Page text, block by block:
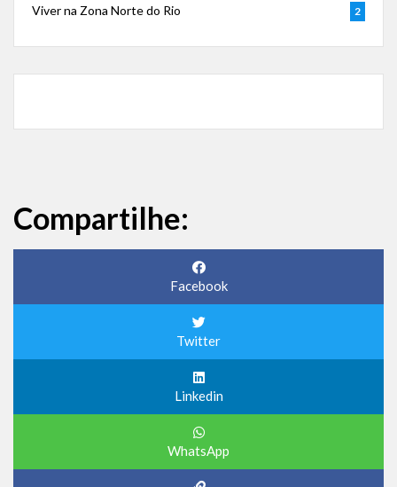
Viver na Zona Norte do Rio 2
Compartilhe:
Facebook
Twitter
Linkedin
WhatsApp